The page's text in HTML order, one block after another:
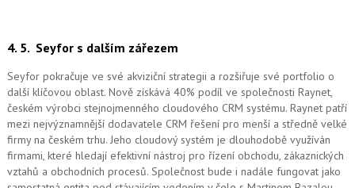
4. 5. Seyfor s dalším zářezem
Seyfor pokračuje ve své akviziční strategii a rozšiřuje své portfolio o
další klíčovou oblast. Nově získává 40% podíl ve společnosti Raynet,
českém výrobci stejnojmenného cloudového CRM systému. Raynet patří
mezi nejvýznamnější dodavatele CRM řešení pro menší a středně velké
firmy na českém trhu. Jeho cloudový systém je dlouhodobě využíván
firmami, které hledají efektivní nástroj pro řízení obchodu, zákaznických
vztahů a obchodních procesů. Společnost bude i nadále fungovat jako